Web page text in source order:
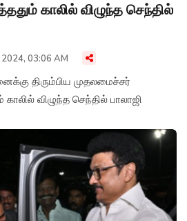
காலில் விழுந்த செந்தில்
03:06 AM
திரும்பிய முதலமைச்சர்
விழுந்த செந்தில் பாலாஜி